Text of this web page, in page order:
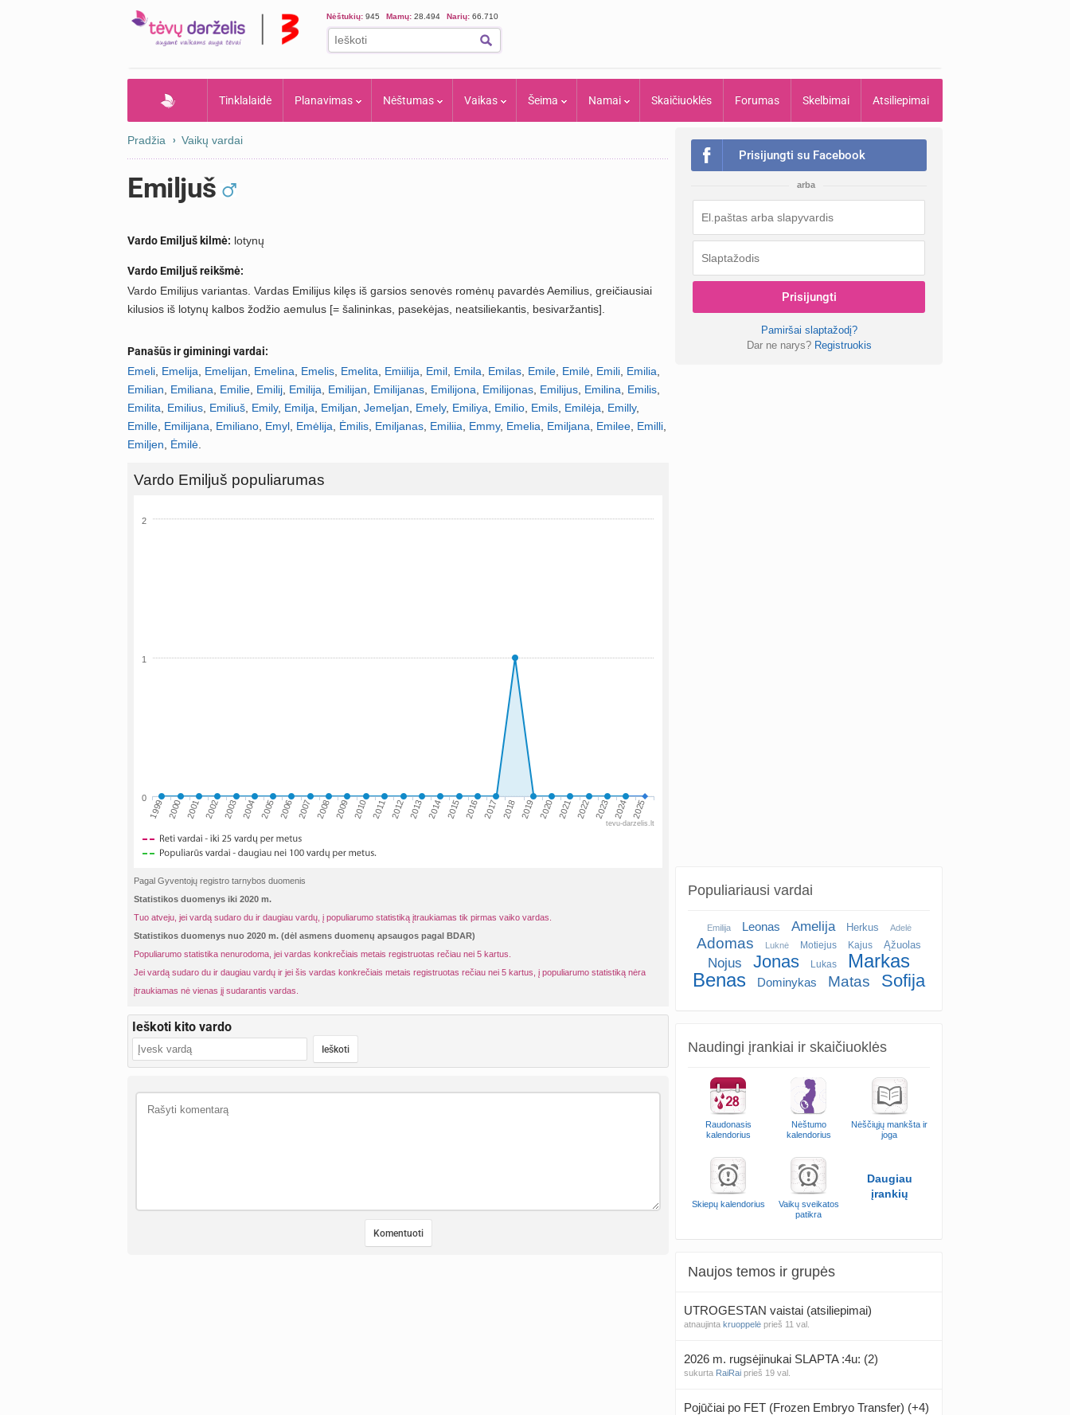
Nėštukių: 945 Mamų: 28.494 Narių: 66.710
Tinklalaidė Planavimas Nėštumas Vaikas Šeima Namai Skaičiuoklės Forumas Skelbimai Atsiliepimai
Pradžia Vaikų vardai
Emiljuš
Vardo Emiljuš kilmė: lotynų
Vardo Emiljuš reikšmė:
Vardo Emilijus variantas. Vardas Emilijus kilęs iš garsios senovės romėnų pavardės Aemilius, greičiausiai
kilusios iš lotynų kalbos žodžio aemulus [= šalininkas, pasekėjas, neatsiliekantis, besivaržantis].
Panašūs ir giminingi vardai:
Emeli Emelija Emelijan Emelina Emelis Emelita Emiilija Emil Emila Emilas Emile Emilė Emili Emilia
Emilian
Emiliana Emilie Emilij Emilija Emilijan Emilijanas Emilijona Emilijonas Emilijus Emilina Emilis
Emilita
Emilius Emiliuš Emily, Emilja Emiljan Jemeljan Emely, Emiliya Emilio Emils Emilėja Emilly,
Emille Emilijana Emiliano Emyl Emėlija Ėmilis Emiljanas Emiliia Emmy, Emelia Emiljana Emilee Emilli
Emiljen
Ėmilė
Vardo Emiljuš populiarumas
1999 2000 2001 2002 2003 2004 2005 2006 2007 2008 2009 2010 2011 2012 2013 2014 2015 2016 2017 2018 2019 2020 2021 2022 2023 2024 2025
0
1
2
tevu-darzelis.lt
Pagal Gyventojų registro tarnybos duomenis
Statistikos duomenys iki 2020 m.
Tuo atveju, jei vardą sudaro du ir daugiau vardų, į populiarumo statistiką įtraukiamas tik pirmas vaiko vardas.
Statistikos duomenys nuo 2020 m. (dėl asmens duomenų apsaugos pagal BDAR)
Populiarumo statistika nenurodoma, jei vardas konkrečiais metais registruotas rečiau nei 5 kartus.
Jei vardą sudaro du ir daugiau vardų ir jei šis vardas konkrečiais metais registruotas rečiau nei 5 kartus, į populiarumo statistiką nėra
įtraukiamas nė vienas jį sudarantis vardas.
Ieškoti kito vardo
Prisijungti su Facebook
arba
Prisijungti
Pamiršai slaptažodį?
Dar ne narys? Registruokis
Populiariausi vardai
Emilija Leonas Amelija Herkus Adelė
Adomas Luknė Motiejus Kajus Ąžuolas
Nojus Jonas Lukas
Markas
Benas
Dominykas Matas Sofija
Naudingi įrankiai ir skaičiuoklės
Raudonasis
kalendorius
Nėštumo
kalendorius
Nėščiųjų mankšta ir
joga
Skiepų kalendorius
Vaikų sveikatos
patikra
Daugiau
įrankių
Naujos temos ir grupės
UTROGESTAN vaistai (atsiliepimai)
atnaujinta kruoppelė prieš 11 val.
2026 m. rugsėjinukai SLAPTA :4u: (2)
sukurta RaiRai prieš 19 val.
Pojūčiai po FET (Frozen Embryo Transfer) (+4)